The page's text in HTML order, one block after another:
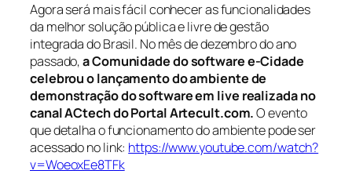
Agora será mais fácil conhecer as funcionalidades
da melhor solução pública e livre de gestão
integrada do Brasil. No mês de dezembro do ano
passado,a Comunidade do software e-Cidade
celebrou o lançamento do ambiente de
demonstração do software em live realizada no
canal ACtech do Portal Artecult.com.O evento
que detalha o funcionamento do ambiente pode ser
acessado no link: https://www.youtube.com/watch?
v=WoeoxEe8TFk